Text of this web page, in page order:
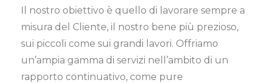
Il nostro obiettivo è quello di lavorare sempre a
misura del Cliente, il nostro bene più prezioso,
sui piccoli come sui grandi lavori. Offriamo
un’ampia gamma di servizi nell’ambito di un
rapporto continuativo, come pure